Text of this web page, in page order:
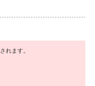
れます。